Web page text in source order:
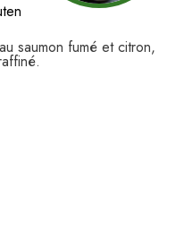
saumon fumé et citron,